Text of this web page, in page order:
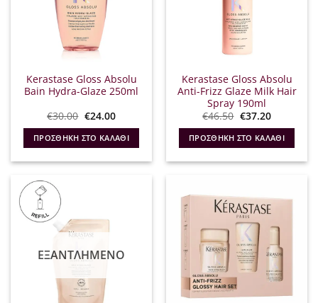
Kerastase Gloss Absolu
Bain Hydra-Glaze 250ml
€30.00 Original
price
was:
€30.00.
€24.00Η
τιμή
είναι:
€24.00.
ΠΡΟΣΘΉΚΗ ΣΤΟ ΚΑΛΆΘΙ
Kerastase Gloss Absolu
Anti-Frizz Glaze Milk Hair
Spray 190ml
€46.50 Original
price
was:
€46.50.
€37.20Η
τιμή
είναι:
€37.20.
ΠΡΟΣΘΉΚΗ ΣΤΟ ΚΑΛΆΘΙ
ΕΞΑΝΤΛΗΜΈΝΟ